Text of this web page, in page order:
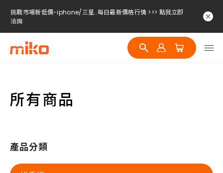
挑戰市場新低價-iphone/三星..每日最新價格行情 >>> 點我立即
洽詢
挑戰市場新低價-iphone/三星..每日最新價格行情 >>> 點我立即
洽詢
挑戰市場新低價-iphone/三星..每日最新價格行情 >>> 點我立即
洽詢
所有商品
產品分類